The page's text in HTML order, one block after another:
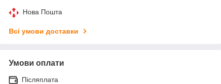
Нова Пошта
Всі умови доставки
Умови оплати
Післяплата